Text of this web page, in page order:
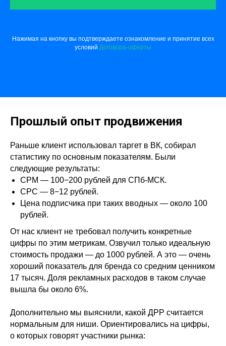
Нажимая на кнопку вы подтверждаете ознакомление и принятие всех
условий Договора-оферты
Прошлый опыт продвижения
Раньше клиент использовал таргет в ВК, собирал
статистику по основным показателям. Были
следующие результаты:
CPM — 100−200 рублей для СПб-МСК.
CPC — 8−12 рублей.
Цена подписчика при таких вводных — около 100
рублей.
От нас клиент не требовал получить конкретные
цифры по этим метрикам. Озвучил только идеальную
стоимость продажи — до 1000 рублей. А это — очень
хороший показатель для бренда со средним ценником
17 тысяч. Доля рекламных расходов в таком случае
вышла бы около 6%.
Дополнительно мы выяснили, какой ДРР считается
нормальным для ниши. Ориентировались на цифры,
о которых говорят участники рынка: